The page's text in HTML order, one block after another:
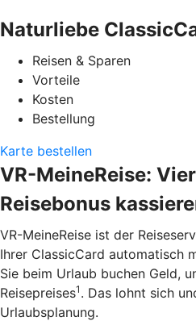
Naturliebe
Reisen & Sparen
Vorteile
Kosten
Bestellung
Karte bestellen
VR-MeineReise:
Reisebonus
VR-MeineReise ist der
Ihrer ClassicCard automatisch
Sie beim Urlaub buchen Geld,
Reisepreises1 . Das lohnt sich
Urlaubsplanung.